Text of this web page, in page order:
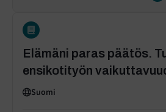
Elämäni paras päätös.
ensikotityön
Suomi